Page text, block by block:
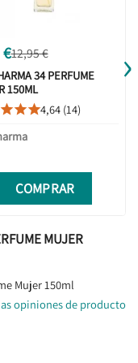
12,95 €
34 PERFUME
150ML
4,64 (14)
COMPRAR
›
MUJER
Mujer 150ml
opiniones de producto